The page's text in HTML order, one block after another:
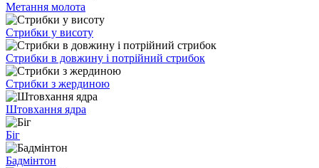
Метання молота
Стрибки у висоту
Стрибки в довжину і потрійний стрибок
Стрибки з жердиною
Штовхання ядра
Біг
Бадмінтон